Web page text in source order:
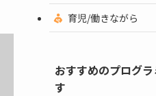
育児/働きながら
おすすめのプログ
す